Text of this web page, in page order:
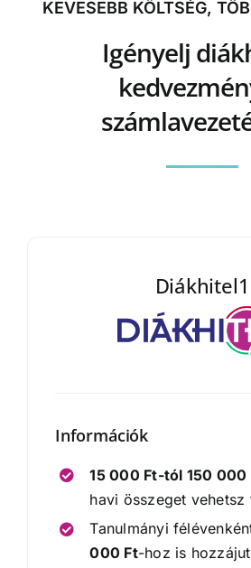
KEVESEBB KÖLTSÉG,
Igényelj
Diákhitel1
Információk
15 000 Ft-tól 150 000
havi összeget vehetsz
Tanulmányi
000 Ft-hoz is